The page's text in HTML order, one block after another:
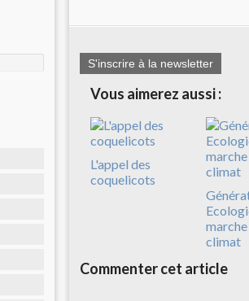
S'inscrire à la newsletter
Vous aimerez aussi :
L'appel des
coquelicots
climat
Commenter cet article